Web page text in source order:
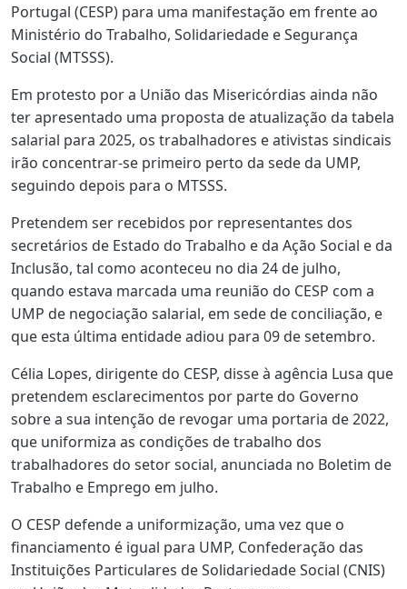
Portugal (CESP) para uma manifestação em frente ao
Ministério do Trabalho, Solidariedade e Segurança
Social (MTSSS).
Em protesto por a União das Misericórdias ainda não
ter apresentado uma proposta de atualização da tabela
salarial para 2025, os trabalhadores e ativistas sindicais
irão concentrar-se primeiro perto da sede da UMP,
seguindo depois para o MTSSS.
Pretendem ser recebidos por representantes dos
secretários de Estado do Trabalho e da Ação Social e da
Inclusão, tal como aconteceu no dia 24 de julho,
quando estava marcada uma reunião do CESP com a
UMP de negociação salarial, em sede de conciliação, e
que esta última entidade adiou para 09 de setembro.
Célia Lopes, dirigente do CESP, disse à agência Lusa que
pretendem esclarecimentos por parte do Governo
sobre a sua intenção de revogar uma portaria de 2022,
que uniformiza as condições de trabalho dos
trabalhadores do setor social, anunciada no Boletim de
Trabalho e Emprego em julho.
O CESP defende a uniformização, uma vez que o
financiamento é igual para UMP, Confederação das
Instituições Particulares de Solidariedade Social (CNIS)